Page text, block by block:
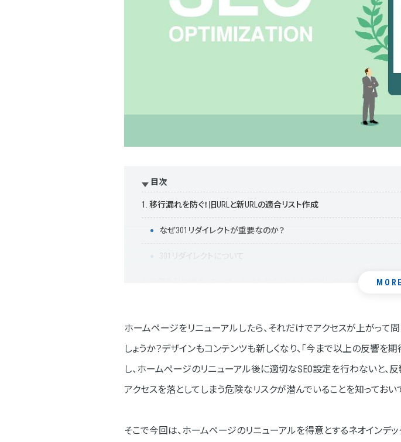
MORE
目次
1. 移行漏れを防ぐ！旧URLと新URLの適合リスト作成
なぜ301リダイレクトが重要なのか？
301リダイレクトについて
2. 評価を引き継ぎ、ユーザーを迷わせない！301リダイレクトの設定
301リダイレクトの具体的な手順
なぜインデックス作業が大切なのか？
Search Consoleからのインデックス作業の具体的な手順
ホームページをリニューアルしたら、それだけでアクセスが上がって
しょうか？デザインもコンテンツも新しくなり、「今まで以上の反響
し、ホームぺージのリニューアル後に適切なSEO設定を行わないと
アクセスを落としてしまう危険なリスクが潜んでいることを知っておい
そこで今回は、ホームページのリニューアルを得意とするネオインデ